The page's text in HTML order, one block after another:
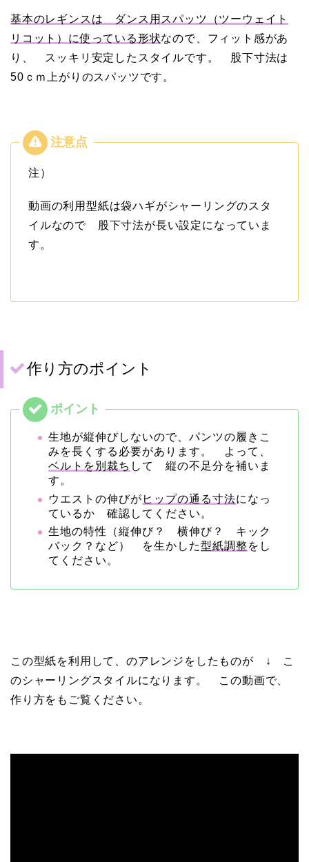
基本のレギンスは ダンス用スパッツ（ツーウェイト
リコット）に使っている形状なので、フィット感があ
り、 スッキリ安定したスタイルです。 股下寸法は
50ｃｍ上がりのスパッツです。
注）
動画の利用型紙は袋ハギがシャーリングのスタ
イルなので 股下寸法が長い設定になっていま
す。
作り方のポイント
生地が縦伸びしないので、パンツの履きこ
みを長くする必要があります。 よって、
ベルトを別裁ち して 縦の不足分を補いま
す。
ウエストの伸びが ヒップの通る寸法になっ
ているか 確認してください。
生地の特性（縦伸び？ 横伸び？ キック
バック？など） を生かした型紙調整をし
てください。
この型紙を利用して、のアレンジをしたものが ↓ こ
のシャーリングスタイルになります。 この動画で、
作り方をもご覧ください。